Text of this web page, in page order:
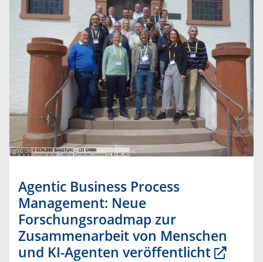
Agentic Business Process
Management: Neue
Forschungsroadmap zur
Zusammenarbeit von Menschen
und KI-Agenten veröffentlicht